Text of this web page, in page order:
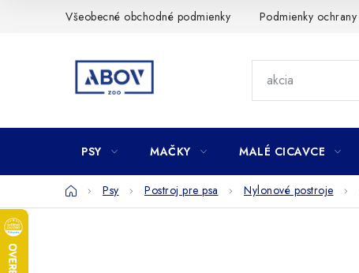
Všeobecné obchodné podmienky Podmienky
PSY MAČKY MALÉ CICAVCE
DomovPsy Postroj pre psa Nylonové postroje